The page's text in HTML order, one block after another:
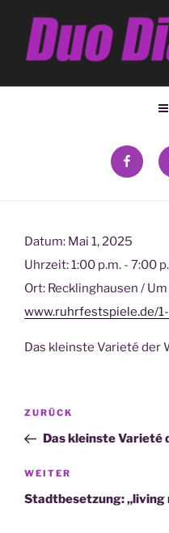
Inhalt
springen
DUO
Datum: Mai 1, 2025
Uhrzeit:1:00 p.m. - 7:00
Ort: Recklinghausen /
www.ruhrfestspiele.de/
Das kleinste Varieté der
Beitragsnavigation
Vorheriger
Beitrag
ZURÜCK
Das kleinste Varieté
Nächster
Beitrag
WEITER
Stadtbesetzung: „living